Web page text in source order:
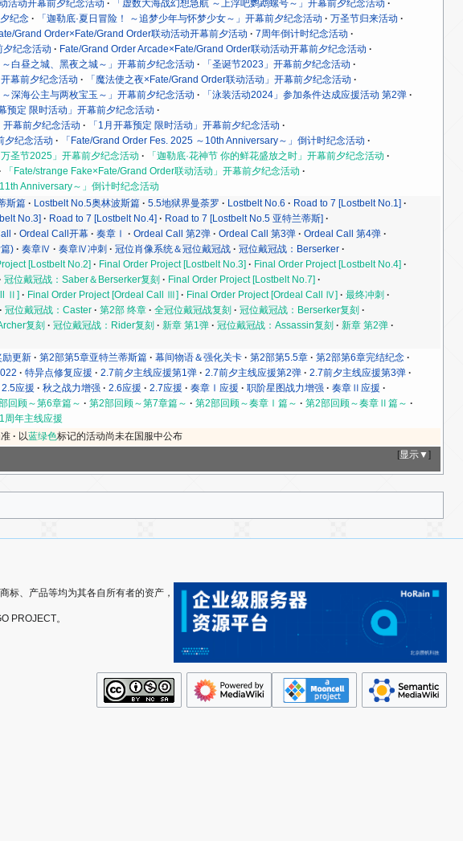
活动开幕前夕纪念活动
「虚数大海战幻想急航 ～上浮吧鹦鹉螺号～」开幕前夕纪念活动
纪念
「迦勒底·夏日冒险！ ～追梦少年与怀梦少女～」开幕前夕纪念活动
万圣节归来活动
Grand Order×Fate/Grand Order联动活动开幕前夕活动
7周年倒计时纪念活动
夕纪念活动
Fate/Grand Order Arcade×Fate/Grand Order联动活动开幕前夕纪念活动
～白昼之城、黑夜之城～」开幕前夕纪念活动
「圣诞节2023」开幕前夕纪念活动
幕前夕纪念活动
「魔法使之夜×Fate/Grand Order联动活动」开幕前夕纪念活动
～深海公主与两枚宝玉～」开幕前夕纪念活动
「泳装活动2024」参加条件达成应援活动 第2弹
预定 限时活动」开幕前夕纪念活动
开幕前夕纪念活动
「1月开幕预定 限时活动」开幕前夕纪念活动
夕纪念活动
「Fate/Grand Order Fes. 2025 ～10th Anniversary～」倒计时纪念活动
万圣节2025」开幕前夕纪念活动
「迦勒底·花神节 你的鲜花盛放之时」开幕前夕纪念活动
「Fate/strange Fake×Fate/Grand Order联动活动」开幕前夕纪念活动
Anniversary～」倒计时纪念活动
斯篇 Lostbelt No.5奥林波斯篇 5.5地狱界曼荼罗 Lostbelt No.6
Road to 7 [Lostbelt No.1]
No.3] Road to 7 [Lostbelt No.4]
Road to 7 [Lostbelt No.5 亚特兰蒂斯]
Ordeal Call开幕 奏章Ⅰ Ordeal Call 第2弹 Ordeal Call 第3弹
Ordeal Call 第4弹
) 奏章Ⅳ 奏章Ⅳ冲刺 冠位肖像系统＆冠位戴冠战
冠位戴冠战：Berserker
[Lostbelt No.2] Final Order Project [Lostbelt No.3]
Final Order Project [Lostbelt No.4]
冠位戴冠战：Saber＆Berserker复刻
Final Order Project [Lostbelt No.7]
Ⅱ] Final Order Project [Ordeal Call Ⅲ] Final Order Project [Ordeal Call Ⅳ]
最终冲刺
冠位戴冠战：Caster 第2部 终章 全冠位戴冠战复刻
冠位戴冠战：Berserker复刻
复刻 冠位戴冠战：Rider复刻 新章 第1弹 冠位戴冠战：Assassin复刻
新章 第2弹
励更新 第2部第5章亚特兰蒂斯篇 幕间物语＆强化关卡 第2部第5.5章
第2部第6章完结纪念
特异点修复应援 2.7前夕主线应援第1弹 2.7前夕主线应援第2弹
2.7前夕主线应援第3弹
2.5应援 秋之战力增强 2.6应援 2.7应援 奏章Ⅰ应援 职阶星图战力增强
奏章Ⅱ应援
回顾～第6章篇～ 第2部回顾～第7章篇～ 第2部回顾～奏章Ⅰ篇～
第2部回顾～奏章Ⅱ篇～
周年主线应援
以蓝绿色标记的活动尚未在国服中公布
[显示▼]
标、产品等均为其各自所有者的资产，
PROJECT。